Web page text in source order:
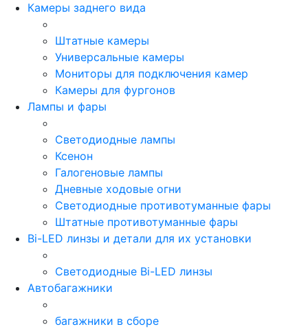
Камеры заднего вида
Штатные камеры
Универсальные камеры
Мониторы для подключения камер
Камеры для фургонов
Лампы и фары
Светодиодные лампы
Ксенон
Галогеновые лампы
Дневные ходовые огни
Светодиодные противотуманные фары
Штатные противотуманные фары
Bi-LED линзы и детали для их установки
Светодиодные Bi-LED линзы
Автобагажники
багажники в сборе